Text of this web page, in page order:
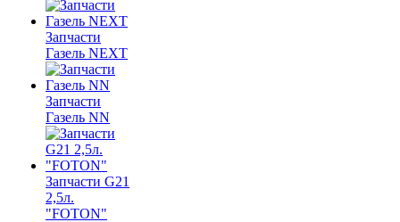
Запчасти
Газель NEXT
Запчасти
Газель NN
Запчасти G21
2,5л.
"FOTON"